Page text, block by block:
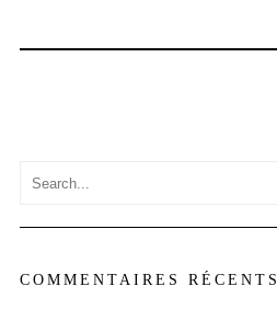
COMMENTAIRES RÉCENTS